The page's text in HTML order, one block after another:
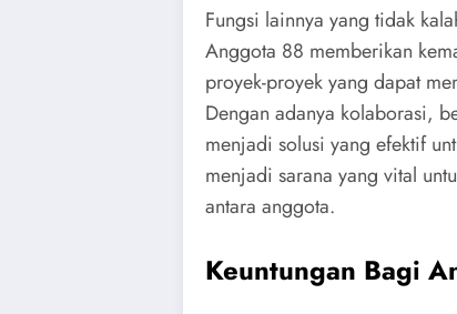
Fungsi lainnya yang tidak
Anggota 88 memberikan
proyek-proyek yang dapat
Dengan adanya kolaborasi,
menjadi solusi yang efektif
menjadi sarana yang vital
antara anggota.
Keuntungan Bagi